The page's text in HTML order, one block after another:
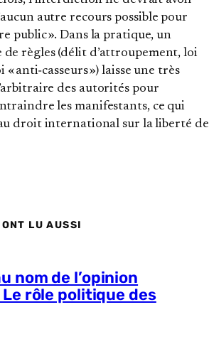
autre recours possible pour
public ». Dans la pratique, un
règles (délit d’attroupement, loi
« anti‐casseurs ») laisse une très
des autorités pour
les manifestants, ce qui
droit international sur la liberté de
LU AUSSI
nom de l’opinion
rôle politique des